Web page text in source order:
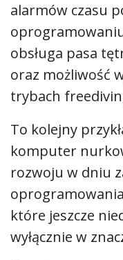
alarmów czasu
obsługa pasa
oraz możliwość
trybach
To kolejny
komputer
rozwoju w dniu
które jeszcze
wyłącznie w